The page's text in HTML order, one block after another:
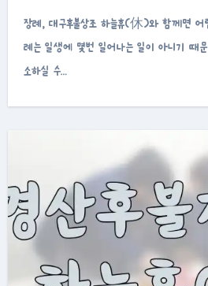
장례, 대구후불상조 하늘휴(休)와 함께면 어렵지 않습니다.안녀하십니까 장
례는 일생에 몇번 일어나는 일이 아니기 때
소하실 수…